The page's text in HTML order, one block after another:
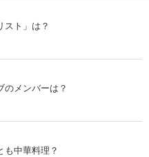
スト」は？
のメンバーは？
も中華料理？